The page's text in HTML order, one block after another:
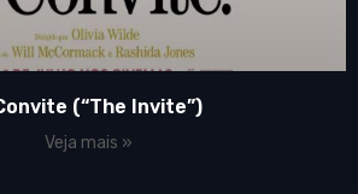
(“The Invite”)
Veja mais »